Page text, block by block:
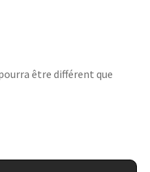
être différent que